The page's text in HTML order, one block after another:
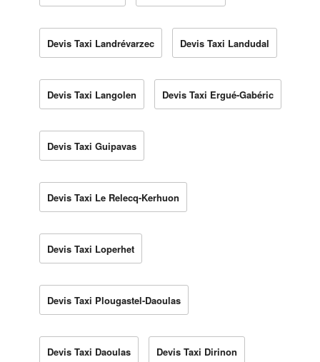
Devis Taxi Landrévarzec Devis Taxi Landudal
Devis Taxi Langolen Devis Taxi Ergué-Gabéric
Devis Taxi Guipavas
Devis Taxi Le Relecq-Kerhuon
Devis Taxi Loperhet
Devis Taxi Plougastel-Daoulas
Devis Taxi Daoulas Devis Taxi Dirinon